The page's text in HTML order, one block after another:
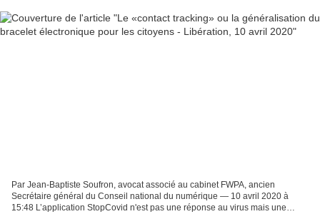
Par Jean-Baptiste Soufron, avocat associé au cabinet FWPA, ancien
Secrétaire général du Conseil national du numérique — 10 avril 2020 à
15:48 L’application StopCovid n'est pas une réponse au virus mais une